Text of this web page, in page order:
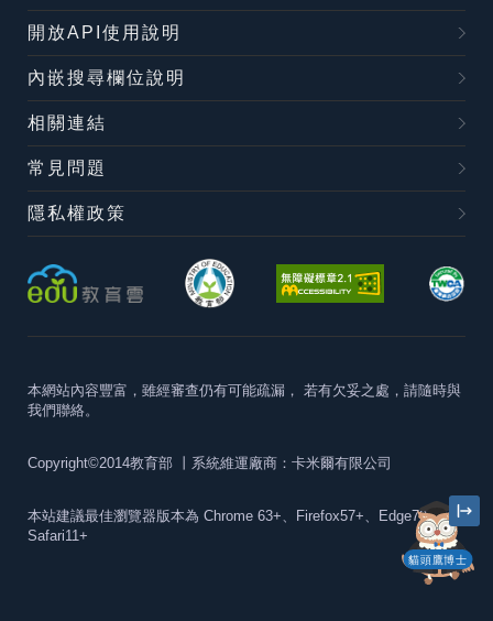
貓頭鷹博士
開放API使用說明
內嵌搜尋欄位說明
相關連結
常見問題
隱私權政策
本網站內容豐富，雖經審查仍有可能疏漏， 若有欠妥之處，請隨時與
我們聯絡。
Copyright©2014教育部 丨系統維運廠商：卡米爾有限公司
本站建議最佳瀏覽器版本為 Chrome 63+、Firefox57+、Edge79+及
Safari11+